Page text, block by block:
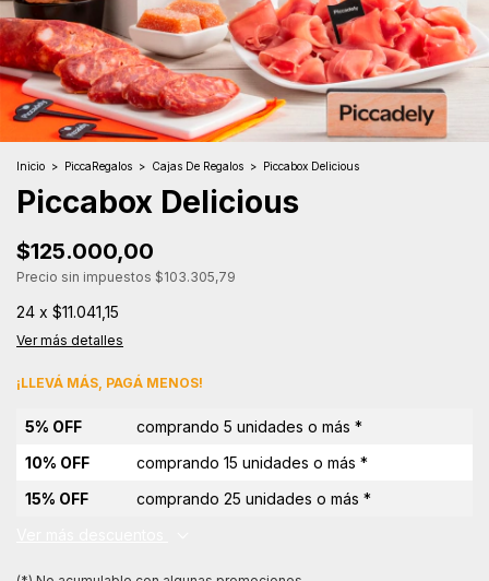
Inicio > PiccaRegalos > Cajas De Regalos > Piccabox Delicious
Piccabox Delicious
$125.000,00
Precio sin impuestos $103.305,79
24 x $11.041,15
Ver más detalles
¡LLEVÁ MÁS, PAGÁ MENOS!
5% OFF
comprando 5 unidades o más *
10% OFF
comprando 15 unidades o más *
15% OFF
comprando 25 unidades o más *